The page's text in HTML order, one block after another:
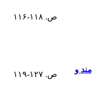
ص. ۱۱۸-۱۱۶
و
ص. ۱۲۷-۱۱۹